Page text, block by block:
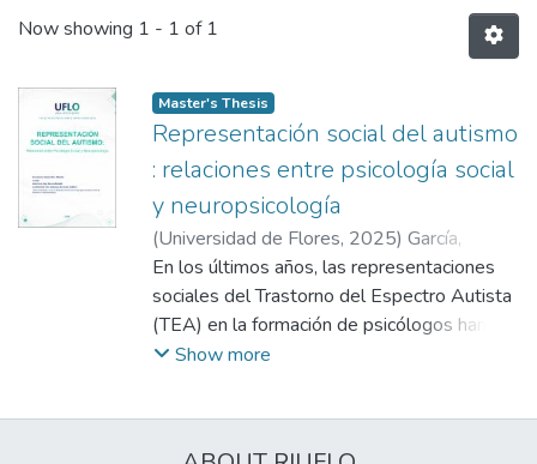
Now showing 1 - 1 of 1
Master's Thesis
Representación social del autismo
: relaciones entre psicología social
y neuropsicología
(Universidad de Flores, 2025) García,
Priscila;Marzetti, Mónica Beatriz;De Souza
Godinho, Selediana;Baró, Silvana;
Bernárdez, Sara;Portela, Yeda
En los últimos años, las representaciones
sociales del Trastorno del Espectro Autista
(TEA) en la formación de psicólogos han
cobrado relevancia debido al impacto
Show more